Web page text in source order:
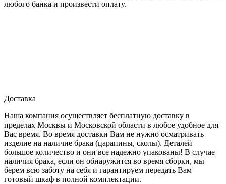
любого банка и произвести оплату.
Доставка
Наша компания осуществляет бесплатную доставку в
пределах Москвы и Московской области в любое удобное для
Вас время. Во время доставки Вам не нужно осматривать
изделие на наличие брака (царапины, сколы). Деталей
большое количество и они все надежно упакованы! В случае
наличия брака, если он обнаружится во время сборки, мы
берем всю заботу на себя и гарантируем передать Вам
готовый шкаф в полной комплектации.